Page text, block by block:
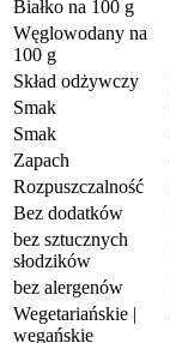
Białko na 100 g
Węglowodany na
100 g
Skład odżywczy
Smak
Smak
Zapach
Rozpuszczalność
Bez dodatków
bez sztucznych
słodzików
bez alergenów
Wegetariańskie |
wegańskie